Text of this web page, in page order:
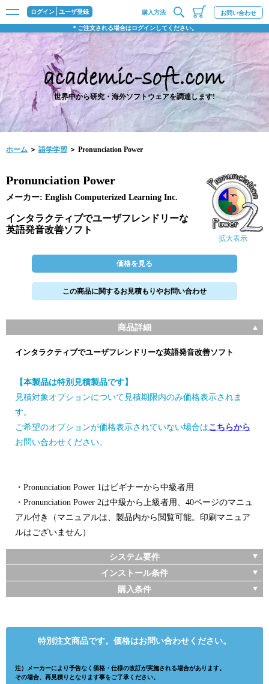
ログイン ユーザ登録
＊ご注文される場合はログインしてください。
購入方法 お問い合わせ
世界中から研究・海外ソフトウェアを調達します!
ホーム ＞ 語学学習 ＞ Pronunciation Power
拡大表示
Pronunciation Power
メーカー: English Computerized Learning Inc.
インタラクティブでユーザフレンドリーな
英語発音改善ソフト
価格を見る
この商品に関するお見積もりやお問い合わせ
商品詳細
インタラクティブでユーザフレンドリーな英語発音改善ソフト
【本製品は特別見積製品です】
見積対象オプションについて見積期限内のみ価格表示されま
す。
ご希望のオプションが価格表示されていない場合はこちらから
お問い合わせください。
・Pronunciation Power 1はビギナーから中級者用
・Pronunciation Power 2は中級から上級者用、40ページのマニュ
アル付き（マニュアルは、製品内から閲覧可能。印刷マニュア
ルはございません）
システム要件
インストール条件
購入条件
特別注文商品です。価格はお問い合わせください。
注）メーカーにより予告なく価格・仕様の改訂が実施される場合があります。
その場合、再見積りとなります事をご了承ください。